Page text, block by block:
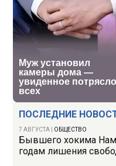
ПОСЛЕДНИЕ
7 АВГУСТА ОБЩЕСТВО
Бывшего хокима
годам лишения